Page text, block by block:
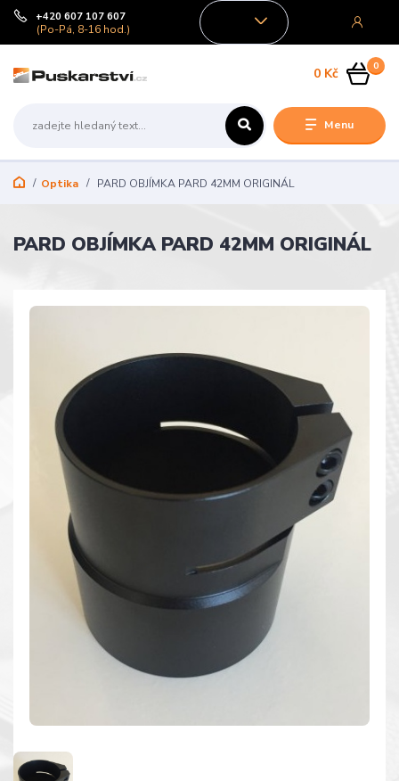
Menu
+420 607 107 607
(Po-Pá, 8-16 hod.)
0
0 Kč
Optika PARD OBJÍMKA PARD 42MM ORIGINÁL
PARD OBJÍMKA PARD 42MM ORIGINÁL